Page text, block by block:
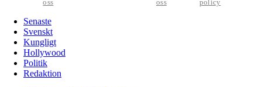
oss
oss
policy
Senaste
Svenskt
Kungligt
Hollywood
Politik
Redaktion